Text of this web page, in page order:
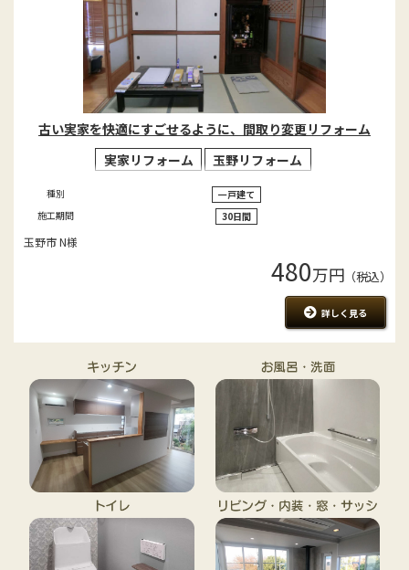
古い実家を快適にすごせるように、間取り変更リフォーム
実家リフォーム
玉野リフォーム
種別
一戸建て
施工期間
30日間
玉野市 N様
480万円 （税込）
詳しく見る